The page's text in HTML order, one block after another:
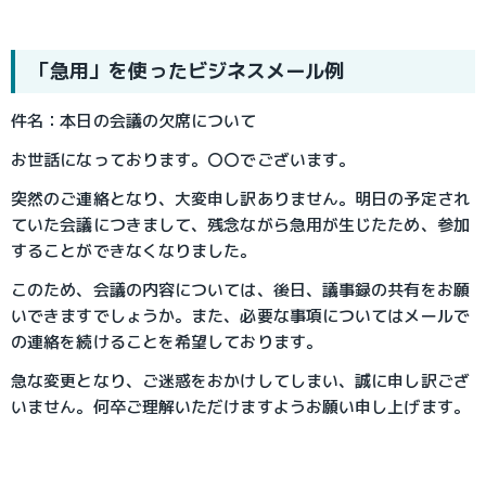
「急用」を使ったビジネスメール例
件名：本日の会議の欠席について
お世話になっております。〇〇でございます。
突然のご連絡となり、大変申し訳ありません。明日の予定され
ていた会議につきまして、残念ながら急用が生じたため、参加
することができなくなりました。
このため、会議の内容については、後日、議事録の共有をお願
いできますでしょうか。また、必要な事項についてはメールで
の連絡を続けることを希望しております。
急な変更となり、ご迷惑をおかけしてしまい、誠に申し訳ござ
いません。何卒ご理解いただけますようお願い申し上げます。